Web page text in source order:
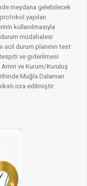
meydana gelebilecek
yapılan
kullanılmasıyla
müdahalesi
acil durum planının test
ve giderilmesi
Amiri ve Kurum/Kuruluş
Muğla Dalaman
icra edilmiştir.​